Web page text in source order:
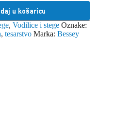
u košaricu
, Vodilice i stege Oznake:
, tesarstvo Marka: Bessey